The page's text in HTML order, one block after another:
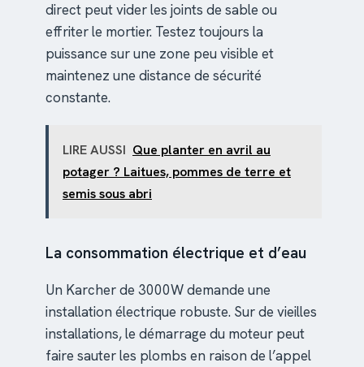
direct peut vider les joints de sable ou
effriter le mortier. Testez toujours la
puissance sur une zone peu visible et
maintenez une distance de sécurité
constante.
LIRE AUSSI Que planter en avril au
potager ? Laitues, pommes de terre et
semis sous abri
La consommation électrique et d’eau
Un Karcher de 3000W demande une
installation électrique robuste. Sur de vieilles
installations, le démarrage du moteur peut
faire sauter les plombs en raison de l’appel